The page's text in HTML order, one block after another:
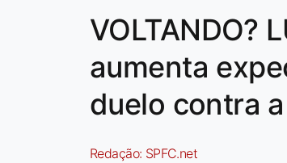
VOLTANDO?
aumenta
duelo contra
Redação: SPFC.net